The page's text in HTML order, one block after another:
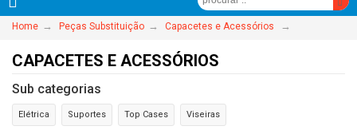
Home → Peças Substituição → Capacetes e Acessórios →
CAPACETES E ACESSÓRIOS
Sub categorias
Elétrica Suportes Top Cases Viseiras